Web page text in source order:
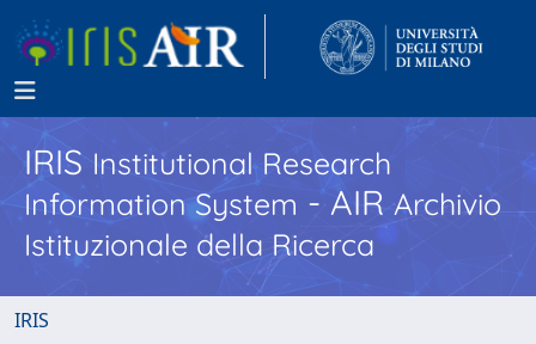
IRISInstitutional Research
Information System - AIR Archivio
Istituzionale della Ricerca
IRIS